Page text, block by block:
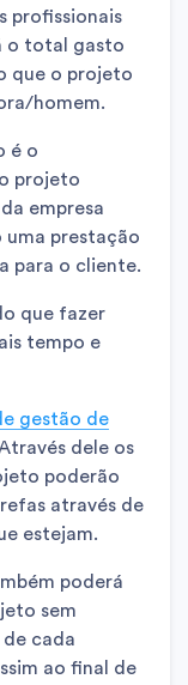
profissionais
o total gasto
que o projeto
homem.
é o
projeto
empresa
prestação
para o cliente.
que fazer
tempo e
gestão de
dele os
poderão
através de
estejam.
poderá
sem
cada
ao final de